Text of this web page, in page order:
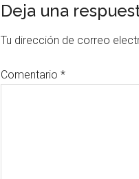
Deja una
Tu dirección de correo
Comentario *